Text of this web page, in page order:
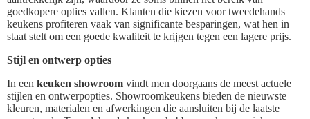
goedkopere opties vallen. Klanten die kiezen voor tweedehands
keukens profiteren vaak van significante besparingen, wat hen in
staat stelt om een goede kwaliteit te krijgen tegen een lagere prijs.
Stijl en ontwerp opties
In een keuken showroom vindt men doorgaans de meest actuele
stijlen en ontwerpopties. Showroomkeukens bieden de nieuwste
kleuren, materialen en afwerkingen die aansluiten bij de laatste